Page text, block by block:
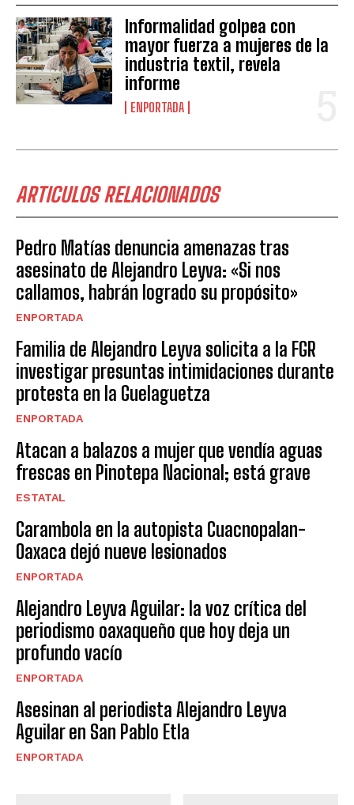
Informalidad golpea con
mayor fuerza a mujeres de la
industria textil, revela
informe
ENPORTADA
ARTICULOS RELACIONADOS
Pedro Matías denuncia amenazas tras
asesinato de Alejandro Leyva: «Si nos
callamos, habrán logrado su propósito»
ENPORTADA
Familia de Alejandro Leyva solicita a la FGR
investigar presuntas intimidaciones durante
protesta en la Guelaguetza
ENPORTADA
Atacan a balazos a mujer que vendía aguas
frescas en Pinotepa Nacional; está grave
ESTATAL
Carambola en la autopista Cuacnopalan-
Oaxaca dejó nueve lesionados
ENPORTADA
Alejandro Leyva Aguilar: la voz crítica del
periodismo oaxaqueño que hoy deja un
profundo vacío
ENPORTADA
Asesinan al periodista Alejandro Leyva
Aguilar en San Pablo Etla
ENPORTADA